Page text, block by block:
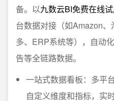
备。以九数云BI免费在线
台数据对接（如Amazon
多、ERP系统等），自动
告等全链路数据。
一站式数据看板：多平
自定义维度和指标，实